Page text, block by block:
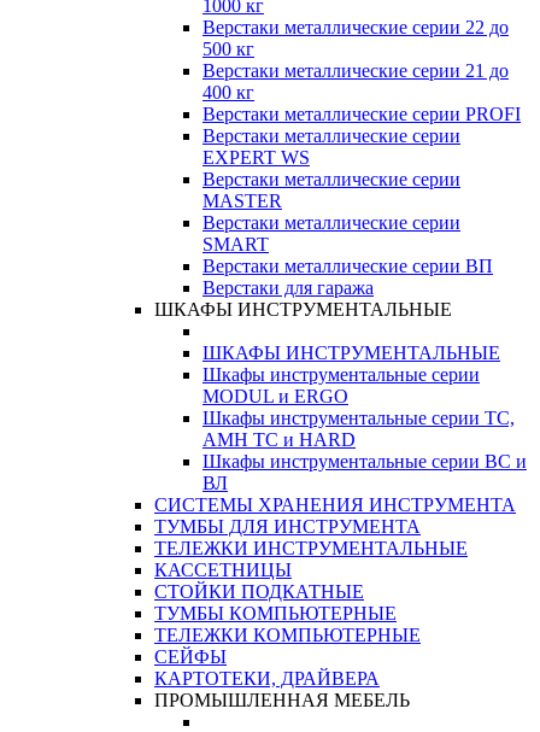
1000 кг
Верстаки металлические серии 22 до
500 кг
Верстаки металлические серии 21 до
400 кг
Верстаки металлические серии PROFI
Верстаки металлические серии
EXPERT WS
Верстаки металлические серии
MASTER
Верстаки металлические серии
SMART
Верстаки металлические серии ВП
Верстаки для гаража
ШКАФЫ ИНСТРУМЕНТАЛЬНЫЕ
ШКАФЫ ИНСТРУМЕНТАЛЬНЫЕ
Шкафы инструментальные серии
MODUL и ERGO
Шкафы инструментальные серии ТС,
АМН ТС и HARD
Шкафы инструментальные серии ВС и
ВЛ
СИСТЕМЫ ХРАНЕНИЯ ИНСТРУМЕНТА
ТУМБЫ ДЛЯ ИНСТРУМЕНТА
ТЕЛЕЖКИ ИНСТРУМЕНТАЛЬНЫЕ
КАССЕТНИЦЫ
СТОЙКИ ПОДКАТНЫЕ
ТУМБЫ КОМПЬЮТЕРНЫЕ
ТЕЛЕЖКИ КОМПЬЮТЕРНЫЕ
СЕЙФЫ
КАРТОТЕКИ, ДРАЙВЕРА
ПРОМЫШЛЕННАЯ МЕБЕЛЬ